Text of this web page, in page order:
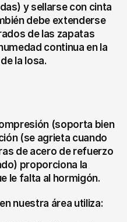
y sellarse con cinta
debe extenderse
de las zapatas
continua en la
la losa.
(soporta bien
(se agrieta cuando
de acero de refuerzo
proporciona la
le falta al hormigón.
nuestra área utiliza: